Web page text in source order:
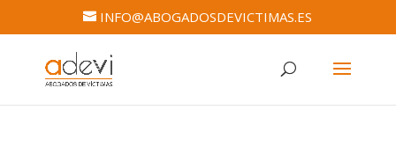
INFO@ABOGADOSDEVICTIMAS.ES